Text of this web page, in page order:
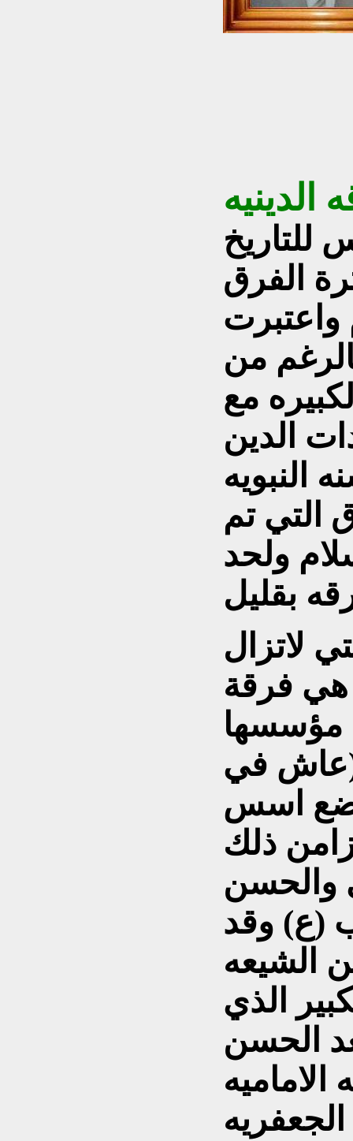
الدينيه
للتاريخ
الفرق
واعتبرت
من
مع
الدين
النبويه
التي تم
ولحد
لاتزال
هي فرقة
مؤسسها
في
وضع اسس
ذلك
والحسن
(ع) وقد
الشيعه
الذي
الحسن